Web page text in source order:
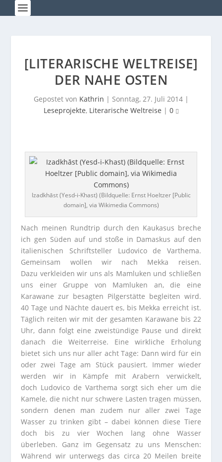
[LITERARISCHE WELTREISE]
DER NAHE OSTEN
Gepostet von Kathrin | Sonntag, 27. Juli 2014|
Leseprojekte, Literarische Weltreise | 0
Izadkhāst (Yesd-i-Khast) (Bildquelle: Ernst Hoeltzer [Public
domain], via Wikimedia Commons)
Nach meinen Rundtrip durch den Kaukasus breche
ich gen Süden auf und stoße in Damaskus auf den
italienischen Schriftsteller Ludovico de Varthema.
Gemeinsam wollen wir nach Mekka reisen.
Dazu verkleiden wir uns als Mamluken und schließen
uns einer Gruppe von Mamluken an, die eine
Karawane zur besagten Pilgerstätte begleiten wird.
40 Tage und Nächte dauert es, bis Mekka erreicht ist.
Täglich reiten wir mit der gesamten Karawane bis 22
Uhr, dann folgt eine zweistündige Pause und direkt
danach die Weiterreise. Eine wirkliche Erholung
bietet sich uns nur aller acht Tage: Dann wird für ein
oder zwei Tage am Stück pausiert. Immer wieder
werden wir in Kämpfe mit Arabern verwickelt,
doch Ludovico de Varthema sorgt sich eher um die
Kamele, die nicht nur schwere Lasten tragen müssen,
sondern denen man zudem nur aller zwei Tage
Wasser zu trinken gibt – dabei können diese Tiere
doch bis zu vier Wochen lang ohne Wasser
überleben. Ganz im Gegensatz zu uns Menschen:
Während wir unterwegs das circa 20 Meilen breite